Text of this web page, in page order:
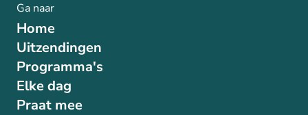
Ga naar
Home
Uitzendingen
Programma's
Elke dag
Praat mee